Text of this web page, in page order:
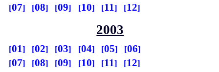
07
08 09 10 11 12
2003
01 02 03 04 05
06
07
08 09 10 11 12